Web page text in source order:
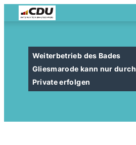
Weiterbetrieb des Bades
Gliesmarode kann nur durch
Private erfolgen